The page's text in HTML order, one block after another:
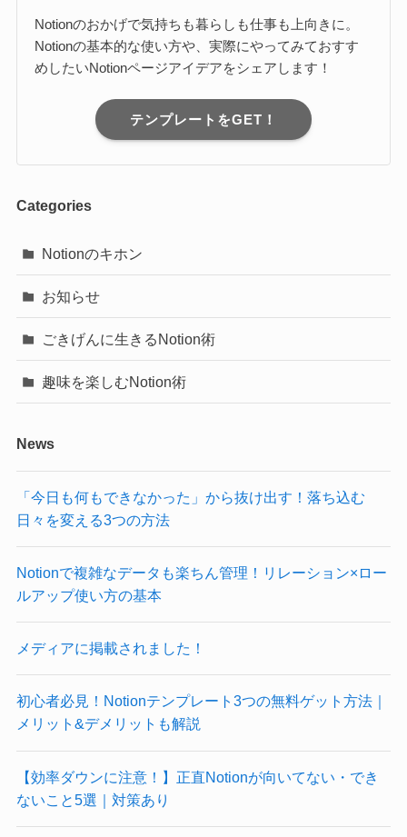
Notionのおかげで気持ちも暮らしも仕事も上向きに。
Notionの基本的な使い方や、実際にやってみておすす
めしたいNotionページアイデアをシェアします！
テンプレートをGET！
Categories
Notionのキホン
お知らせ
ごきげんに生きるNotion術
趣味を楽しむNotion術
News
「今日も何もできなかった」から抜け出す！落ち込む
日々を変える3つの方法
Notionで複雑なデータも楽ちん管理！リレーション×ロー
ルアップ使い方の基本
メディアに掲載されました！
初心者必見！Notionテンプレート3つの無料ゲット方法｜
メリット&デメリットも解説
【効率ダウンに注意！】正直Notionが向いてない・でき
ないこと5選｜対策あり